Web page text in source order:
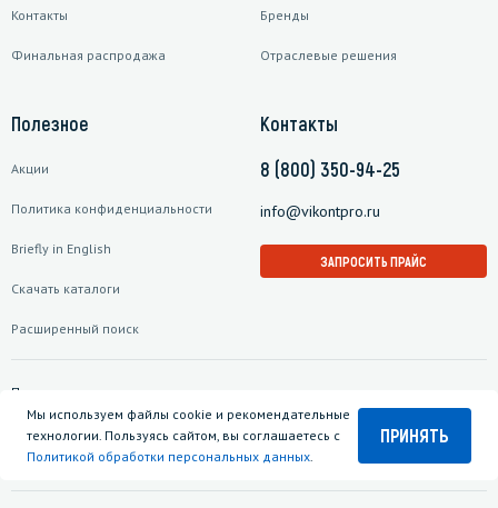
Контакты
Финальная распродажа
Бренды
Отраслевые решения
Полезное
Акции
Политика конфиденциальности
Briefly in English
Скачать каталоги
Расширенный поиск
Контакты
8 (800) 350-94-25
info@vikontpro.ru
ЗАПРОСИТЬ ПРАЙС
Подписаться на рассылку
Мы используем файлы cookie и рекомендательные
технологии. Пользуясь сайтом, вы соглашаетесь с
Политикой обработки персональных данных.
ПРИНЯТЬ